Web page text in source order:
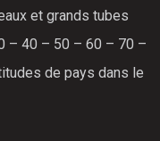
et grands tubes
– 40 – 50 – 60 – 70 –
de pays dans le